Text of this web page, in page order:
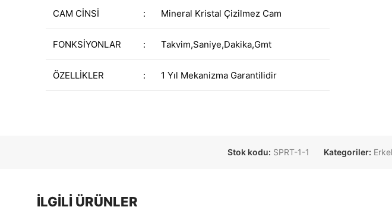
CAM CİNSİ : Mineral Kristal Çizilmez Cam
FONKSİYONLAR : Takvim,Saniye,Dakika,Gmt
ÖZELLİKLER : 1 Yıl Mekanizma Garantilidir
Stok kodu: SPRT-1-1 Kategoriler:
İLGILI ÜRÜNLER